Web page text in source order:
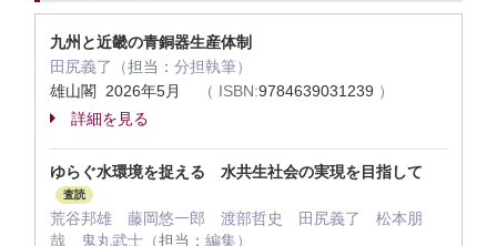
九州と近畿の青銅器生産体制
田尻義了（担当： 分担執筆）
雄山閣 2026年5月
（ ISBN:9784639031239 ）
詳細を見る
ゆらぐ水環境を捉える 水共生社会の実現を目指して
査読
荒谷邦雄 藤岡悠一郎 渡部哲史 田尻義了 松本朋
哉 鬼丸武士（担当： 編集）